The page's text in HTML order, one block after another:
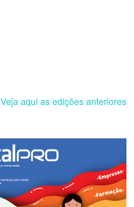
Veja aqui as edições anteriores